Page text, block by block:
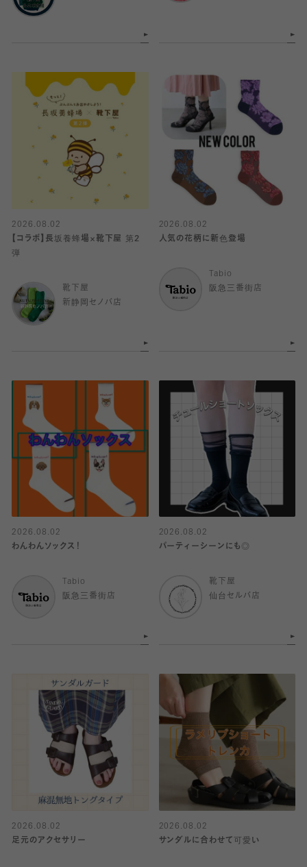
2026.08.02
【コラボ】長坂養蜂場×靴下屋 第2
弾
靴下屋
新静岡セノバ店
2026.08.02
人気の花柄に新色登場
Tabio
阪急三番街店
2026.08.02
わんわんソックス！
Tabio
阪急三番街店
2026.08.02
パーティーシーンにも◎
靴下屋
仙台セルバ店
2026.08.02
足元のアクセサリー
2026.08.02
サンダルに合わせて可愛い